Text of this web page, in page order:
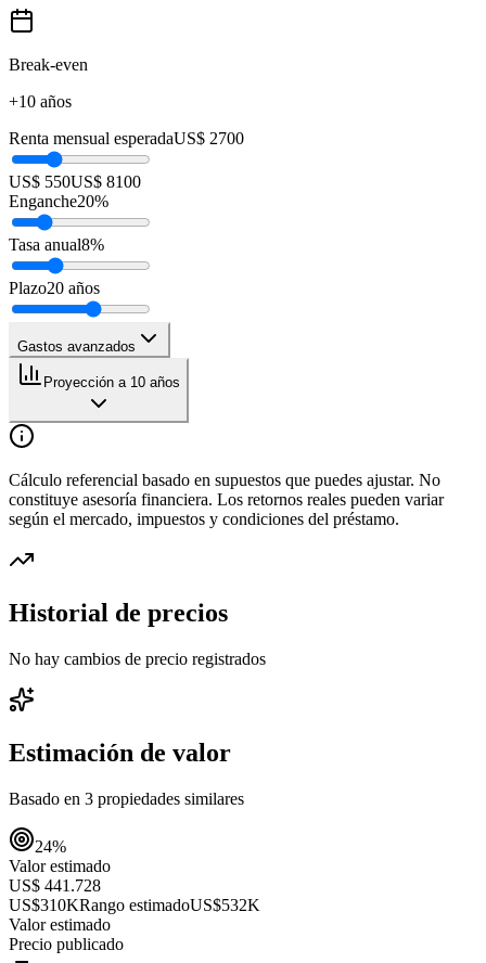
Break-even
+10 años
Renta mensual esperadaUS$ 2700
US$ 550US$ 8100
Enganche20%
Tasa anual8%
Plazo20 años
Gastos avanzados
Proyección a 10 años
Cálculo referencial basado en supuestos que puedes ajustar. No
constituye asesoría financiera. Los retornos reales pueden variar
según el mercado, impuestos y condiciones del préstamo.
Historial de precios
No hay cambios de precio registrados
Estimación de valor
Basado en 3 propiedades similares
24%
Valor estimado
US$ 441.728
US$310KRango estimadoUS$532K
Valor estimado
Precio publicado